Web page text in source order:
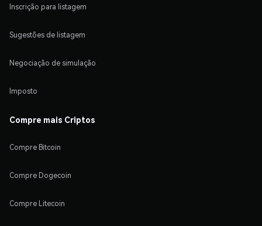
Inscrição para listagem
Sugestões de listagem
Negociação de simulação
Imposto
Compre mais Criptos
Compre Bitcoin
Compre Dogecoin
Compre Litecoin